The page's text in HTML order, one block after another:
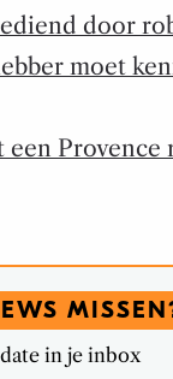
door
moet
Provence
in je inbox